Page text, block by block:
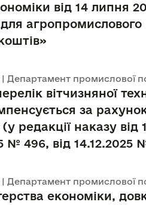
від 14 липня
агропромислового
| Департамент промислової
вітчизняної
за
редакції наказу
№ 496, від 14.12.2025
| Департамент промислової
економіки,